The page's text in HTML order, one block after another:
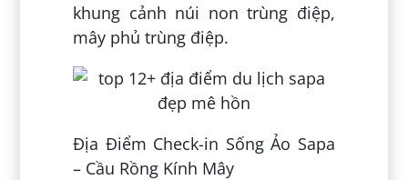
khung cảnh núi non trùng điệp,
mây phủ trùng điệp.
Địa Điểm Check-in Sống Ảo Sapa
– Cầu Rồng Kính Mây